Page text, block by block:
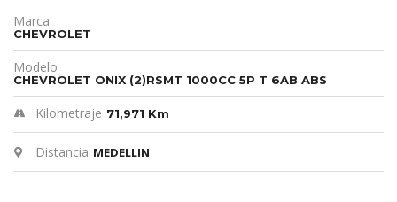
Marca
CHEVROLET
Modelo
CHEVROLET ONIX (2)RSMT 1000CC 5P T 6AB ABS
Kilometraje 71,971 Km
Distancia MEDELLIN